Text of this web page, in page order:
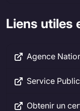
Liens utiles
Agence
Service
Obtenir un